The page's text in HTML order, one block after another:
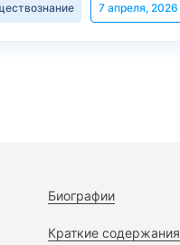
7 апреля, 2026
Биографии
Краткие содержания